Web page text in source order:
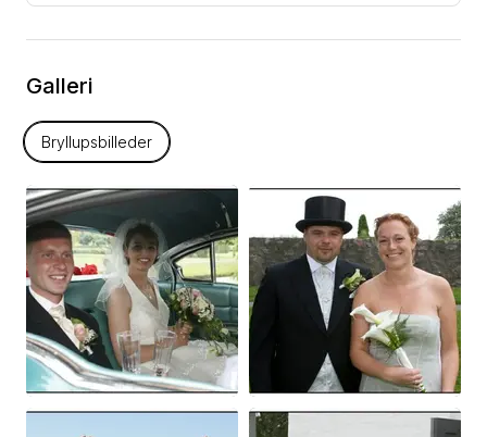
ved ankomst til festen - Parvis ved bordet under forretten.
Galleri
Bryllupsbilleder